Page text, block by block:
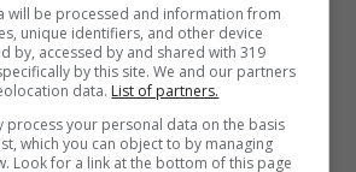
per un pubblico giovane,
da seguire.
will be processed and information from
unique identifiers, and other device
by, accessed by and shared with 319
by this site. We and our partners
data. List of partners.
process your personal data on the basis
which you can object to by managing
Look for a link at the bottom of this page